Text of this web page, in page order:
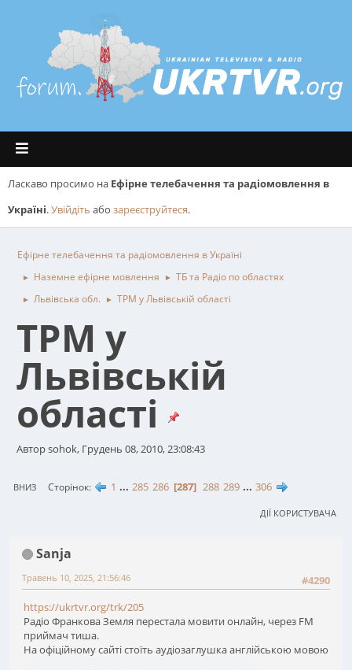
Ласкаво просимо на Ефірне телебачення та радіомовлення в
Україні.Увійдіть або зареєструйтеся.
Ефірне телебачення та радіомовлення в Україні
► Наземне ефірне мовлення ► ТБ та Радіо по областях
► Львівська обл. ► ТРМ у Львівській області
ТРМ у
Львівській
області
Автор sohok, Грудень 08, 2010, 23:08:43
ВНИЗ Сторінок 1 ... 285 286 287 288 289 ... 306
ДІЇ КОРИСТУВАЧА
Sanja
#4290
Травень 10, 2025, 21:56:46
https://ukrtvr.org/trk/205
Радіо Франкова Земля перестала мовити онлайн, через FM
приймач тиша.
На офіційному сайті стоїть аудіозаглушка англійською мовою